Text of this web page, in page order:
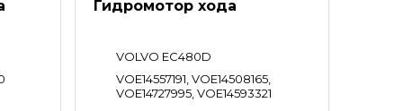
Гидромотор хода
VOLVO EC480D
VOE14557191, VOE14508165,
VOE14727995, VOE14593321